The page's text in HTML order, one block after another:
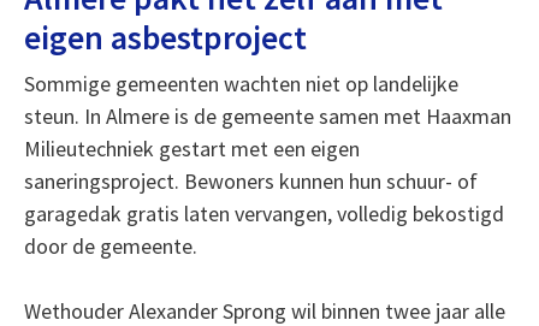
eigen asbestproject
Sommige gemeenten wachten niet op landelijke
steun. In Almere is de gemeente samen met Haaxman
Milieutechniek gestart met een eigen
saneringsproject. Bewoners kunnen hun schuur- of
garagedak gratis laten vervangen, volledig bekostigd
door de gemeente.
Wethouder Alexander Sprong wil binnen twee jaar alle